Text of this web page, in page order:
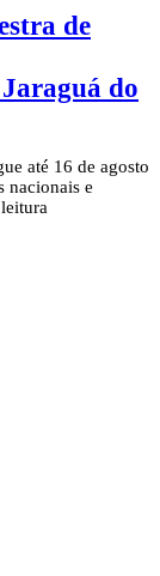
de
do
até 16 de agosto
nacionais e